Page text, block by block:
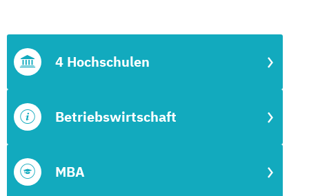
MBA
Betriebswirtschaft
4 Hochschulen